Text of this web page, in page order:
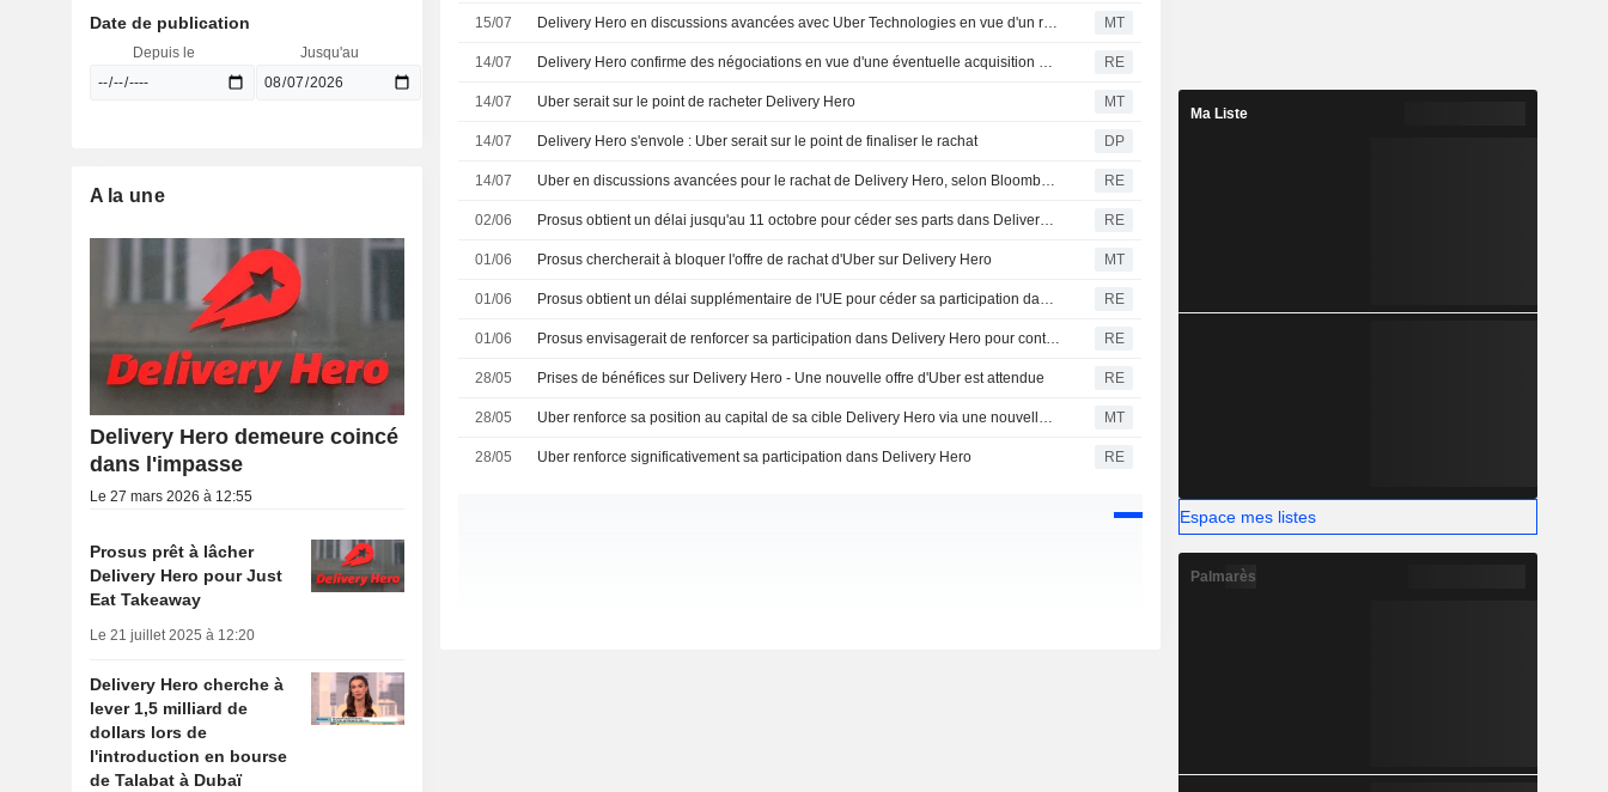
15/07 Delivery Hero en discussions avancées avec Uber Technologies en vue d'un rachat MT
14/07 Delivery Hero confirme des négociations en vue d'une éventuelle acquisition par Uber RE
14/07 Uber serait sur le point de racheter Delivery Hero MT
14/07 Delivery Hero s'envole : Uber serait sur le point de finaliser le rachat DP
14/07 Uber en discussions avancées pour le rachat de Delivery Hero, selon Bloomberg News RE
02/06 Prosus obtient un délai jusqu'au 11 octobre pour céder ses parts dans Delivery Hero après l'offre d'Uber, selon Bloomberg RE
01/06 Prosus chercherait à bloquer l'offre de rachat d'Uber sur Delivery Hero MT
01/06 Prosus obtient un délai supplémentaire de l'UE pour céder sa participation dans Delivery Hero RE
01/06 Prosus envisagerait de renforcer sa participation dans Delivery Hero pour contrer une offre d'Uber, selon le FT RE
28/05 Prises de bénéfices sur Delivery Hero - Une nouvelle offre d'Uber est attendue RE
28/05 Uber renforce sa position au capital de sa cible Delivery Hero via une nouvelle acquisition de titres MT
28/05 Uber renforce significativement sa participation dans Delivery Hero RE
Date de publication
Depuis le Jusqu'au
A la une
Delivery Hero demeure coincé
dans l'impasse
Le 27 mars 2026 à 12:55
Prosus prêt à lâcher
Delivery Hero pour Just
Eat Takeaway
Le 21 juillet 2025 à 12:20
Delivery Hero cherche à
lever 1,5 milliard de
dollars lors de
l'introduction en bourse
de Talabat à Dubaï
Ma Liste
Espace mes listes
Palmarès